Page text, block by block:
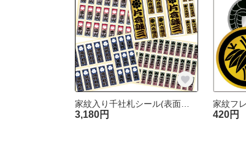
家紋入り千社札シール(表面ラミネート加工)[オーダーメイド]
3,180円 420円